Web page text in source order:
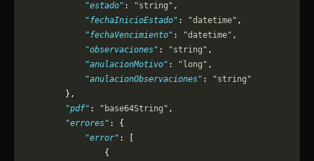
            "estado"
: "string" ,
            "fechaInicioEstado"
: "datetime" ,
            "fechaVencimiento"
: "datetime" ,
            "observaciones"
: "string" ,
            "anulacionMotivo"
: "long" ,
            "anulacionObservaciones"
:
"string"
        },
        "pdf"
: "base64String" ,
        "errores"
: {
            "error"
: [
                {